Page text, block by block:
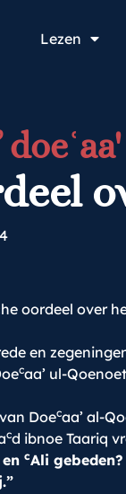
Lezen
oordeel over
en
caa’ ul-
Doecaa’ al-
cd ibnoe Taariq
cAli